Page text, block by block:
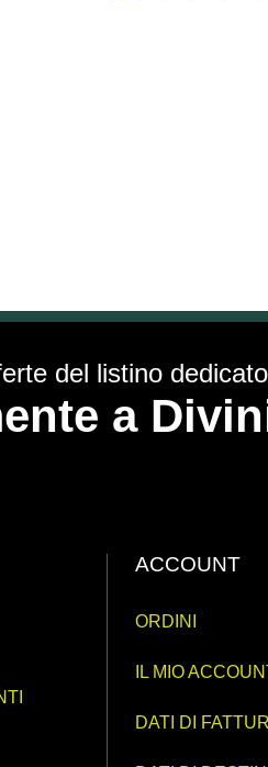
del listino
a
ACCOUNT
ORDINI
IL MIO
DATI DI